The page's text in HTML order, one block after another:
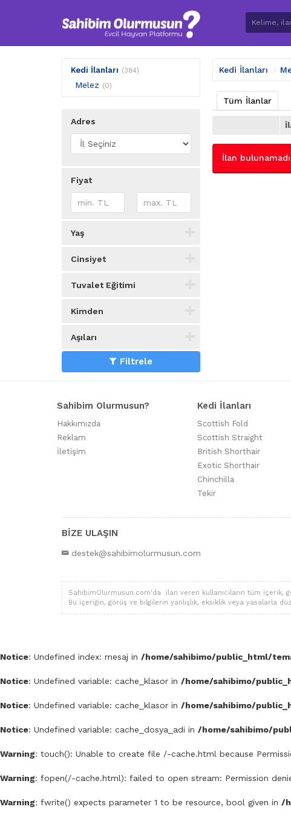
Kedi İlanları (384)
Melez (0)
Adres
Fiyat
Yaş
Cinsiyet
Tuvalet Eğitimi
Kimden
Aşıları
Filtrele
Kedi İlanları
Tüm İlanlar
İlan
Sahibim Olurmusun?
Hakkımızda
Reklam
İletişim
Kedi İlanları
Scottish Fold
Scottish Straight
British Shorthair
Exotic Shorthair
Chinchilla
Tekir
BİZE ULAŞIN
destek@sahibimolurmusun.com
SahibimOlurmusun.com'da ilan veren kullanıcıların tüm içerik,
Bu içeriğin, görüş ve bilgilerin yanlışlık, eksiklik veya yasalarla
Notice: Undefined index: mesaj in /home/sahibimo/public_html/
Notice: Undefined variable: cache_klasor in /home/sahibimo/
Notice: Undefined variable: cache_klasor in /home/sahibimo/
Notice: Undefined variable: cache_dosya_adi in /home/sahibimo/
Warning: touch(): Unable to create file /-cache.html because
Warning: fopen(/-cache.html): failed to open stream: Permission
Warning: fwrite() expects parameter 1 to be resource, bool given in /